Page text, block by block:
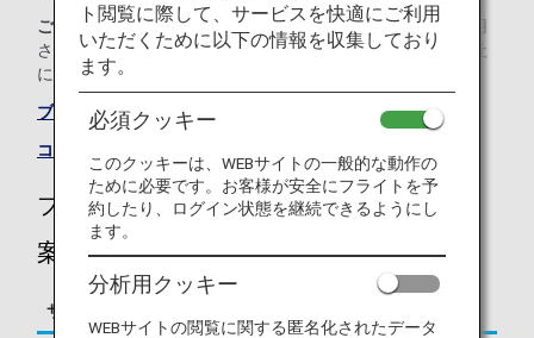
ご注意コードシェア便は通例、運航会社の規約や条件が適用
されます。詳細については、ご予約時、もしくは各運航会社
に直接お問い合わせください。
ブリュッセル航空のサイト
コードシェア便一覧
ブリュッセル航空（SN）のフライトのご
案内
サービス
ト閲覧に際して、サービスを快適にご利用
いただくために以下の情報を収集しており
ます。
必須クッキー
このクッキーは、WEBサイトの一般的な動作の
ために必要です。お客様が安全にフライトを予
約したり、ログイン状態を継続できるようにし
ます。
分析用クッキー
WEBサイトの閲覧に関する匿名化されたデータ